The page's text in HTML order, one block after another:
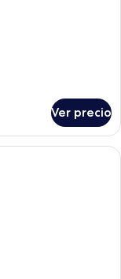
Ver precio
en la habitación